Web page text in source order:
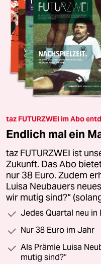
taz FUTURZWEI im Abo
Endlich mal ein
taz FUTURZWEI ist
Zukunft. Das Abo
nur 38 Euro. Zudem
Luisa Neubauers
wir mutig sind?“
Jedes Quartal neu in
Nur 38 Euro im Jahr
Als Prämie Luisa
mutig sind?“